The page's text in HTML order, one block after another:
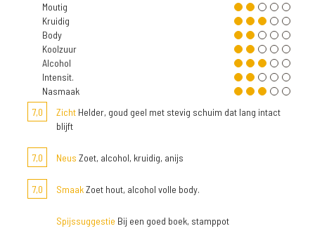
Moutig
Kruidig
Body
Koolzuur
Alcohol
Intensit.
Nasmaak
7,0
Zicht Helder, goud geel met stevig schuim dat lang intact
blijft
7,0 Neus Zoet, alcohol, kruidig, anijs
7,0 SmaakZoet hout, alcohol volle body.
Spijssuggestie Bij een goed boek, stamppot